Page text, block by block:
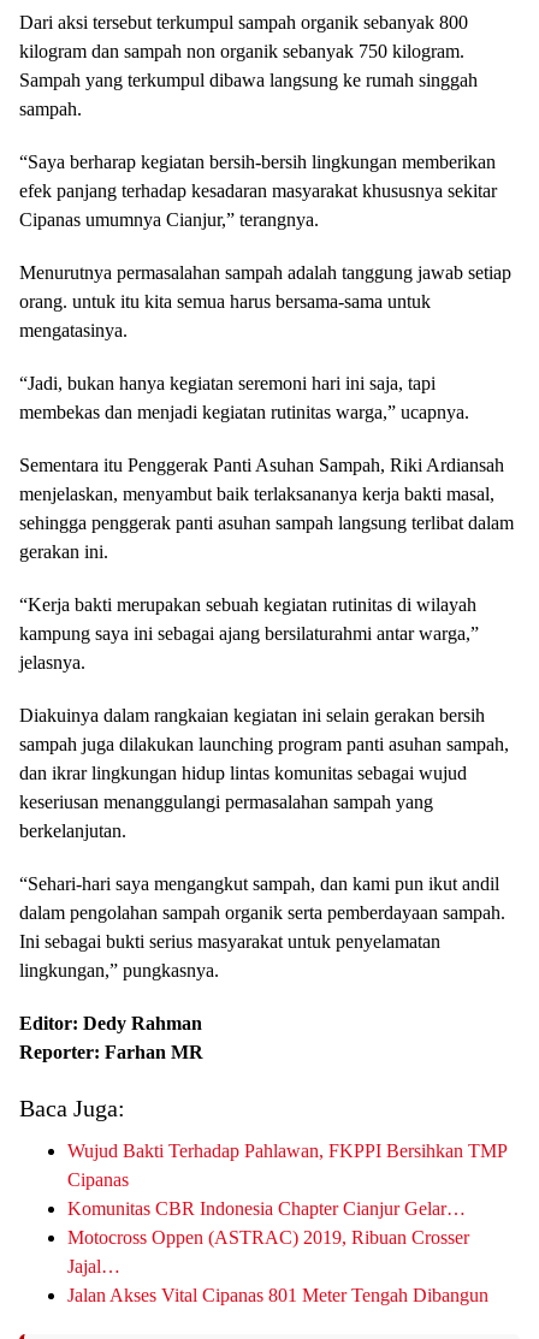
Dari aksi tersebut terkumpul sampah organik sebanyak 800
kilogram dan sampah non organik sebanyak 750 kilogram.
Sampah yang terkumpul dibawa langsung ke rumah singgah
sampah.
“Saya berharap kegiatan bersih-bersih lingkungan memberikan
efek panjang terhadap kesadaran masyarakat khususnya sekitar
Cipanas umumnya Cianjur,” terangnya.
Menurutnya permasalahan sampah adalah tanggung jawab setiap
orang. untuk itu kita semua harus bersama-sama untuk
mengatasinya.
“Jadi, bukan hanya kegiatan seremoni hari ini saja, tapi
membekas dan menjadi kegiatan rutinitas warga,” ucapnya.
Sementara itu Penggerak Panti Asuhan Sampah, Riki Ardiansah
menjelaskan, menyambut baik terlaksananya kerja bakti masal,
sehingga penggerak panti asuhan sampah langsung terlibat dalam
gerakan ini.
“Kerja bakti merupakan sebuah kegiatan rutinitas di wilayah
kampung saya ini sebagai ajang bersilaturahmi antar warga,”
jelasnya.
Diakuinya dalam rangkaian kegiatan ini selain gerakan bersih
sampah juga dilakukan launching program panti asuhan sampah,
dan ikrar lingkungan hidup lintas komunitas sebagai wujud
keseriusan menanggulangi permasalahan sampah yang
berkelanjutan.
“Sehari-hari saya mengangkut sampah, dan kami pun ikut andil
dalam pengolahan sampah organik serta pemberdayaan sampah.
Ini sebagai bukti serius masyarakat untuk penyelamatan
lingkungan,” pungkasnya.
Editor: Dedy Rahman
Reporter: Farhan MR
Baca Juga:
Wujud Bakti Terhadap Pahlawan, FKPPI Bersihkan TMP
Cipanas
Komunitas CBR Indonesia Chapter Cianjur Gelar…
Motocross Oppen (ASTRAC) 2019, Ribuan Crosser
Jajal…
Jalan Akses Vital Cipanas 801 Meter Tengah Dibangun